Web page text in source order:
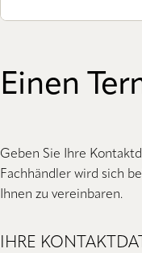
Einen
Geben Sie Ihre
Fachhändler wird sich
Ihnen zu vereinbaren.
IHRE